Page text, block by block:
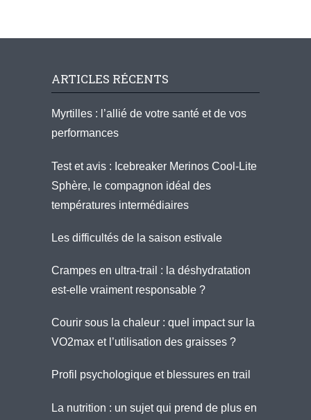
ARTICLES RÉCENTS
Myrtilles : l’allié de votre santé et de vos
performances
Test et avis : Icebreaker Merinos Cool-Lite
Sphère, le compagnon idéal des
températures intermédiaires
Les difficultés de la saison estivale
Crampes en ultra-trail : la déshydratation
est-elle vraiment responsable ?
Courir sous la chaleur : quel impact sur la
VO2max et l’utilisation des graisses ?
Profil psychologique et blessures en trail
La nutrition : un sujet qui prend de plus en